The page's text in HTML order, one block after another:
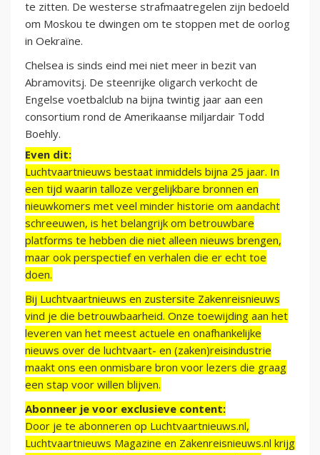
te zitten. De westerse strafmaatregelen zijn bedoeld
om Moskou te dwingen om te stoppen met de oorlog
in Oekraïne.
Chelsea is sinds eind mei niet meer in bezit van
Abramovitsj. De steenrijke oligarch verkocht de
Engelse voetbalclub na bijna twintig jaar aan een
consortium rond de Amerikaanse miljardair Todd
Boehly.
Even dit:
Luchtvaartnieuws bestaat inmiddels bijna 25 jaar. In
een tijd waarin talloze vergelijkbare bronnen en
nieuwkomers met veel minder historie om aandacht
schreeuwen, is het belangrijk om betrouwbare
platforms te hebben die niet alleen nieuws brengen,
maar ook perspectief en verhalen die er echt toe
doen.
Bij Luchtvaartnieuws en zustersite Zakenreisnieuws
vind je die betrouwbaarheid. Onze toewijding aan het
leveren van het meest actuele en onafhankelijke
nieuws over de luchtvaart- en (zaken)reisindustrie
maakt ons een onmisbare bron voor lezers die graag
een stap voor willen blijven.
Abonneer je voor exclusieve content:
Door je te abonneren op Luchtvaartnieuws.nl,
Luchtvaartnieuws Magazine en Zakenreisnieuws.nl krijg